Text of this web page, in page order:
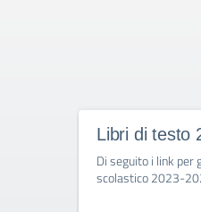
Libri di testo
Di seguito i link per
scolastico 2023-